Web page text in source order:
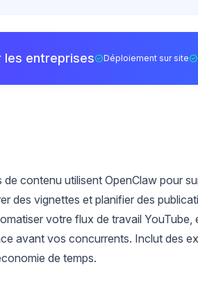
les entreprises Déploiement sur site
de contenu utilisent OpenClaw pour
des vignettes et planifier des
votre flux de travail YouTube,
avant vos concurrents. Inclut des
de temps.